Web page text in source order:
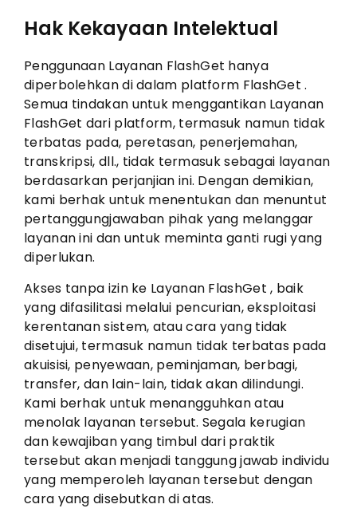
Hak Kekayaan Intelektual
Penggunaan Layanan FlashGet hanya
diperbolehkan di dalam platform FlashGet .
Semua tindakan untuk menggantikan Layanan
FlashGet dari platform, termasuk namun tidak
terbatas pada, peretasan, penerjemahan,
transkripsi, dll., tidak termasuk sebagai layanan
berdasarkan perjanjian ini. Dengan demikian,
kami berhak untuk menentukan dan menuntut
pertanggungjawaban pihak yang melanggar
layanan ini dan untuk meminta ganti rugi yang
diperlukan.
Akses tanpa izin ke Layanan FlashGet , baik
yang difasilitasi melalui pencurian, eksploitasi
kerentanan sistem, atau cara yang tidak
disetujui, termasuk namun tidak terbatas pada
akuisisi, penyewaan, peminjaman, berbagi,
transfer, dan lain-lain, tidak akan dilindungi.
Kami berhak untuk menangguhkan atau
menolak layanan tersebut. Segala kerugian
dan kewajiban yang timbul dari praktik
tersebut akan menjadi tanggung jawab individu
yang memperoleh layanan tersebut dengan
cara yang disebutkan di atas.